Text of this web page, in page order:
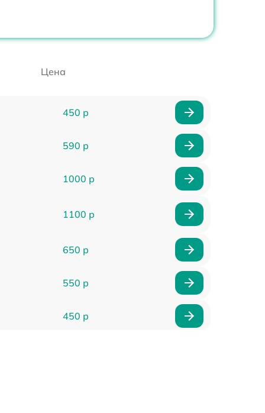
Цена
450 р
590 р
1000 р
1100 р
650 р
550 р
450 р